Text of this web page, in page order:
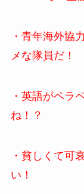
・青年海外協
メな隊員だ！
・英語がペラ
ね！？
・貧しくて可
い！